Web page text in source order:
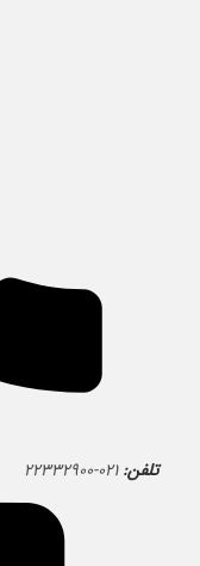
تلفن: ۰۲۱-۲۲۳۳۲۹۰۰